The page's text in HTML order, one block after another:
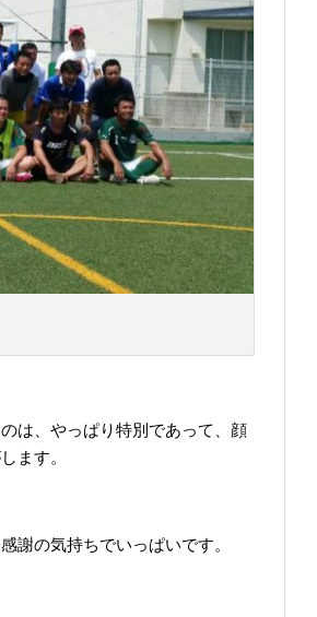
は、やっぱり特別であって、顔
ます。
謝の気持ちでいっぱいです。